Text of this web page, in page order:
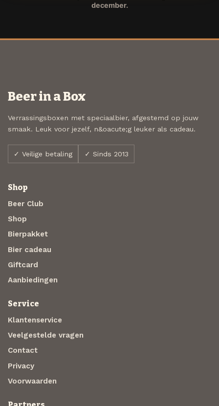
december.
Beer in a Box
Verrassingsboxen met speciaalbier, afgestemd op jouw
smaak. Leuk voor jezelf, n&oacute;g leuker als cadeau.
✓ Veilige betaling ✓ Sinds 2013
Shop
Beer Club
Shop
Bierpakket
Bier cadeau
Giftcard
Aanbiedingen
Service
Klantenservice
Veelgestelde vragen
Contact
Privacy
Voorwaarden